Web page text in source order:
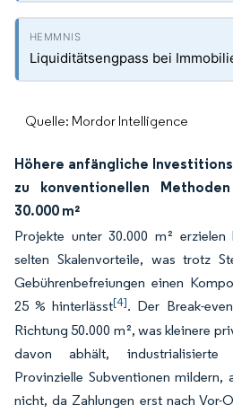
Liquiditätsengpass bei
Quelle: Mordor Intelligence
Höhere anfängliche
zu konventionellen
30.000 m²
Projekte unter 30.000 m²
selten Skalenvorteile, was trotz
Gebührenbefreiungen einen
25 % hinterlässt[4]. Der Break-
Richtung 50.000 m², was kleinere
davon abhält, industrialisierte
Provinzielle Subventionen mildern,
nicht, da Zahlungen erst nach Vor-